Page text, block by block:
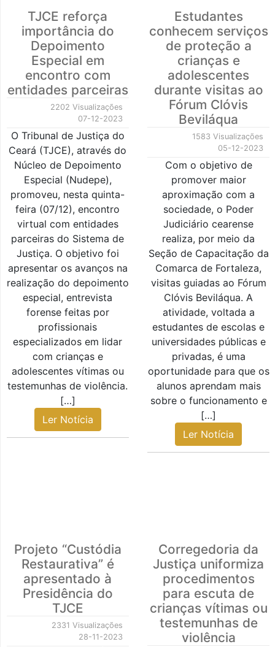
TJCE reforça
importância do
Depoimento
Especial em
encontro com
entidades parceiras
2202 Visualizações
07-12-2023
O Tribunal de Justiça do
Ceará (TJCE), através do
Núcleo de Depoimento
Especial (Nudepe),
promoveu, nesta quinta-
feira (07/12), encontro
virtual com entidades
parceiras do Sistema de
Justiça. O objetivo foi
apresentar os avanços na
realização do depoimento
especial, entrevista
forense feitas por
profissionais
especializados em lidar
com crianças e
adolescentes vítimas ou
testemunhas de violência.
[…]
Ler Notícia
Estudantes
conhecem serviços
de proteção a
crianças e
adolescentes
durante visitas ao
Fórum Clóvis
Beviláqua
1583 Visualizações
05-12-2023
Com o objetivo de
promover maior
aproximação com a
sociedade, o Poder
Judiciário cearense
realiza, por meio da
Seção de Capacitação da
Comarca de Fortaleza,
visitas guiadas ao Fórum
Clóvis Beviláqua. A
atividade, voltada a
estudantes de escolas e
universidades públicas e
privadas, é uma
oportunidade para que os
alunos aprendam mais
sobre o funcionamento e
[…]
Ler Notícia
Projeto “Custódia
Restaurativa” é
apresentado à
Presidência do
TJCE
2331 Visualizações
28-11-2023
Corregedoria da
Justiça uniformiza
procedimentos
para escuta de
crianças vítimas ou
testemunhas de
violência